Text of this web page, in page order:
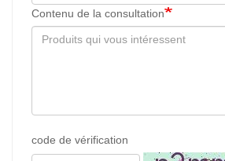
Contenu de la consultation
code de vérification